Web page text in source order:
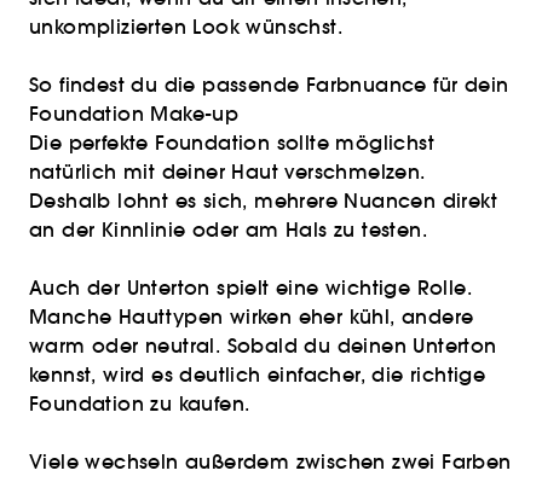
unkomplizierten Look wünschst.
So findest du die passende Farbnuance für dein
Foundation Make-up
Die perfekte Foundation sollte möglichst
natürlich mit deiner Haut verschmelzen.
Deshalb lohnt es sich, mehrere Nuancen direkt
an der Kinnlinie oder am Hals zu testen.
Auch der Unterton spielt eine wichtige Rolle.
Manche Hauttypen wirken eher kühl, andere
warm oder neutral. Sobald du deinen Unterton
kennst, wird es deutlich einfacher, die richtige
Foundation zu kaufen.
Viele wechseln außerdem zwischen zwei Farben